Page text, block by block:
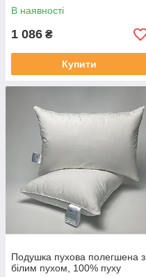
В наявності
1 086 ₴
Купити
Подушка пухова полегшена з
білим пухом, 100% пуху